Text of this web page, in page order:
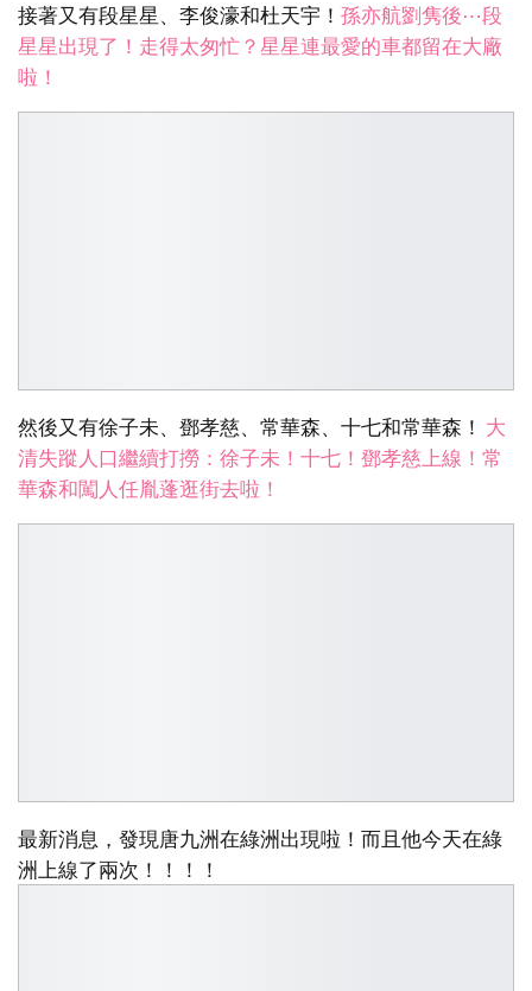
接著又有段星星、李俊濠和杜天宇！ 孫亦航劉隽後⋯段
星星出現了！走得太匆忙？星星連最愛的車都留在大廠
啦！
然後又有徐子未、鄧孝慈、常華森、十七和常華森！ 大
清失蹤人口繼續打撈：徐子未！十七！鄧孝慈上線！常
華森和闖人任胤蓬逛街去啦！
最新消息，發現唐九洲在綠洲出現啦！而且他今天在綠
洲上線了兩次！！！！